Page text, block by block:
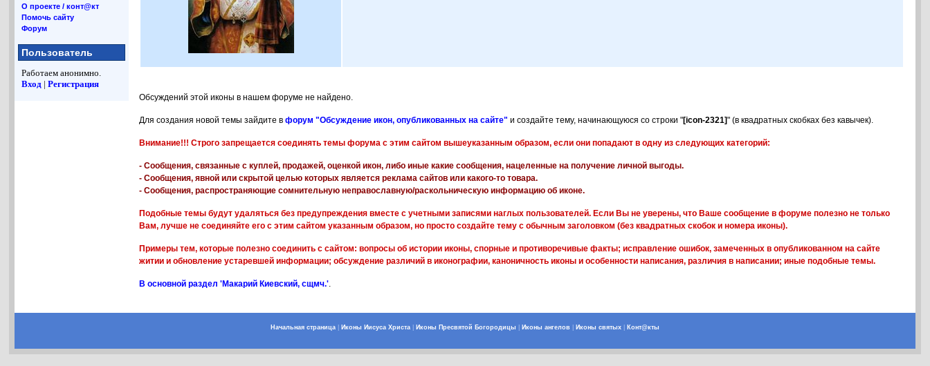
О проекте / конт@кт
Помочь сайту
Форум
Пользователь
Работаем анонимно.
Вход |Регистрация
Обсуждений этой иконы в нашем форуме не найдено.
Для создания новой темы зайдите вфорум "Обсуждение икон, опубликованных на сайте" и создайте тему, начинающуюся со строки "[icon-2321]" (в квадратных скобках без кавычек).
Внимание!!! Строго запрещается соединять темы форума с этим сайтом вышеуказанным образом, если они попадают в одну из следующих категорий:
- Сообщения, связанные с куплей, продажей, оценкой икон, либо иные какие сообщения, нацеленные на получение личной выгоды.
- Сообщения, явной или скрытой целью которых является реклама сайтов или какого-то товара.
- Сообщения, распространяющие сомнительную неправославную/раскольническую информацию об иконе.
Подобные темы будут удаляться без предупреждения вместе с учетными записями наглых пользователей. Если Вы не уверены, что Ваше сообщение в форуме полезно не только
Вам, лучше не соединяйте его с этим сайтом указанным образом, но просто создайте тему с обычным заголовком (без квадратных скобок и номера иконы).
Примеры тем, которые полезно соединить с сайтом: вопросы об истории иконы, спорные и противоречивые факты; исправление ошибок, замеченных в опубликованном на сайте
житии и обновление устаревшей информации; обсуждение различий в иконографии, каноничность иконы и особенности написания, различия в написании; иные подобные темы.
В основной раздел 'Макарий Киевский, сщмч.'.
Начальная страница Иконы Иисуса Христа Иконы Пресвятой Богородицы Иконы ангелов Иконы святых Конт@кты